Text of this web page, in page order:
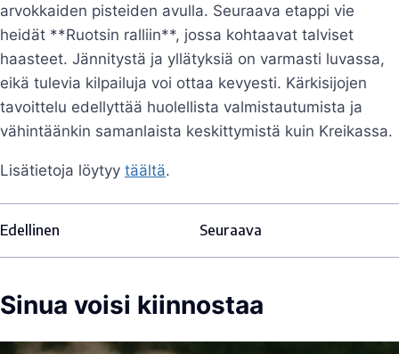
arvokkaiden pisteiden avulla. Seuraava etappi vie
heidät **Ruotsin ralliin**, jossa kohtaavat talviset
haasteet. Jännitystä ja yllätyksiä on varmasti luvassa,
eikä tulevia kilpailuja voi ottaa kevyesti. Kärkisijojen
tavoittelu edellyttää huolellista valmistautumista ja
vähintäänkin samanlaista keskittymistä kuin Kreikassa.
Lisätietoja löytyy täältä.
Edellinen Seuraava
Sinua voisi kiinnostaa